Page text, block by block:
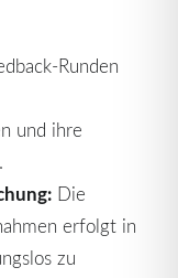
Durch
Runden
und ihre
Die
erfolgt in
zu